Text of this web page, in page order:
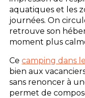
aquatiques et les
journées. On
retrouve son
moment plus
Cecamping dans
bien aux
sans renoncer à
permet de